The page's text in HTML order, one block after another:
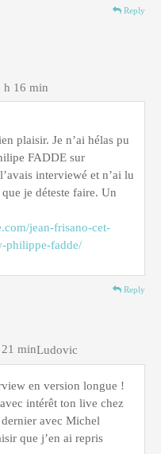
Reply
h 16 min
plaisir. Je n’ai hélas pu
FADDE sur
interviewé et n’ai lu
je déteste faire. Un
jean-frisano-cet-
philippe-fadde/
Reply
Ludovic
min
en version longue !
intérêt ton live chez
avec Michel
que j’en ai repris